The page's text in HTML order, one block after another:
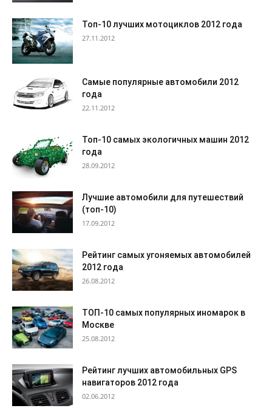
Топ-10 лучших мотоциклов 2012 года
27.11.2012
Самые популярные автомобили 2012
года
22.11.2012
Топ-10 самых экологичных машин 2012
года
28.09.2012
Лучшие автомобили для путешествий
(топ-10)
17.09.2012
Рейтинг самых угоняемых автомобилей
2012 года
26.08.2012
ТОП-10 самых популярных иномарок в
Москве
25.08.2012
Рейтинг лучших автомобильных GPS
навигаторов 2012 года
02.06.2012